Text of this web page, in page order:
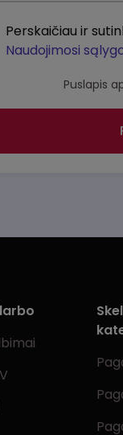
Perskaičiau ir
Naudojimosi
Puslapis